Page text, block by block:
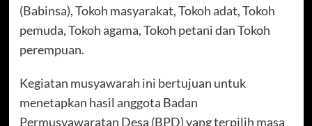
(Babinsa), Tokoh masyarakat, Tokoh adat, Tokoh
pemuda, Tokoh agama, Tokoh petani dan Tokoh
perempuan.
Kegiatan musyawarah ini bertujuan untuk
menetapkan hasil anggota Badan
Permusyawaratan Desa (BPD) yang terpilih masa